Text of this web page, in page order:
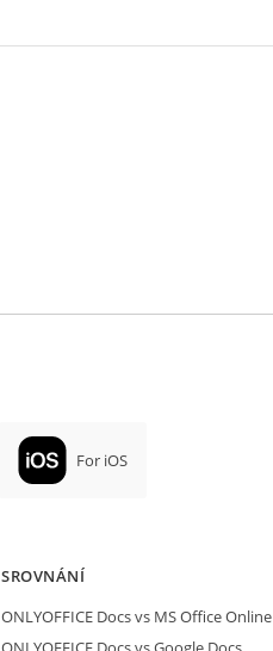
For iOS
SROVNÁNÍ
ONLYOFFICE Docs vs MS Office Online